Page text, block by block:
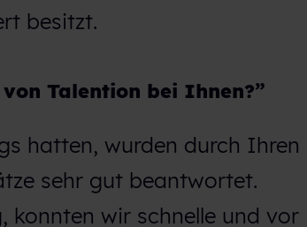
besitzt.
Talention bei Ihnen?”
hatten, wurden durch Ihren
sehr gut beantwortet.
konnten wir schnelle und vor